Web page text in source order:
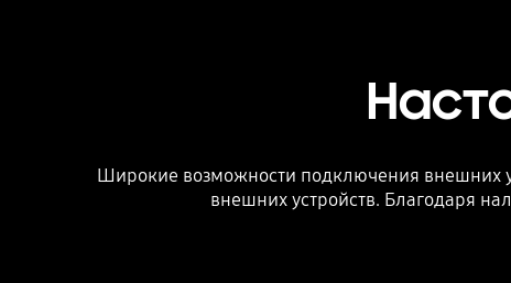
Широкие возможности подключения внешних
внешних устройств. Благодаря